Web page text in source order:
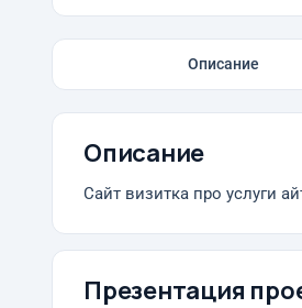
Описание
Описание
Сайт визитка про услуги
Презентация